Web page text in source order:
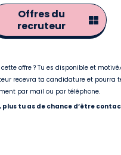
Offres du
recruteur
offre ? Tu es disponible et
recevra ta candidature et pourra
par mail ou par téléphone.
plus tu as de chance d’être